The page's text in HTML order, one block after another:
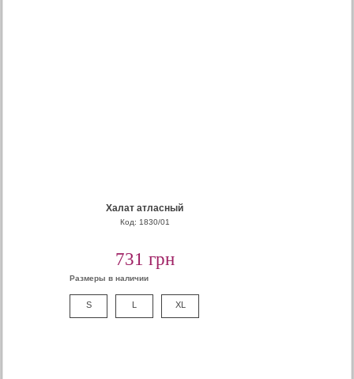
Халат атласный
Код: 1830/01
731 грн
Размеры в наличии
S L XL